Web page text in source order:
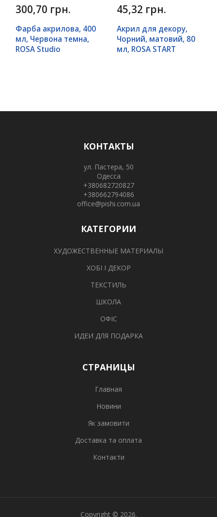
300,70 грн.
Фарба акрилова, 400
мл, Червона темна,
ROSA Studio
45,32 грн.
Акрил для декору,
Чорний, матовий, 80
мл, ROSA START
КОНТАКТЫ
ул. Пастера, 50
Одесса
+380682720827
+380662794086
office@pishi.com.ua
КАТЕГОРИИ
ХУДОЖЕСТВЕННЫЕ МАТЕРИАЛЫ
ХОБІ І ДЕКОР
ТЕКСТИЛЬ
ШКОЛА
ОФІС
ИДЕИ ДЛЯ ПОДАРКА
СТРАНИЦЫ
Главная
Новини
Як замовити
Доставка та оплата
Контакти
Copyright © 2026.